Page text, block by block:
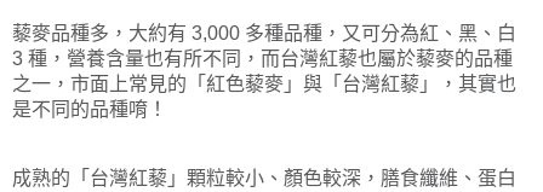
藜麥品種多，大約有 3,000 多種品種，又可分為紅、黑、白
3 種，營養含量也有所不同，而台灣紅藜也屬於藜麥的品種
之一，市面上常見的「紅色藜麥」與「台灣紅藜」，其實也
是不同的品種唷！
成熟的「台灣紅藜」顆粒較小、顏色較深，膳食纖維、蛋白